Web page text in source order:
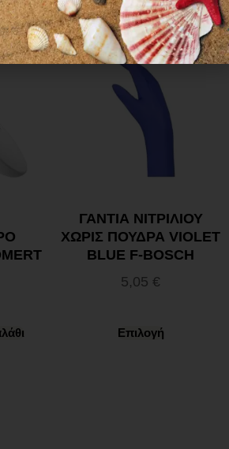
ΓΑΝΤΙΑ ΝΙΤΡΙΛΙΟΥ
ΧΩΡΙΣ ΠΟΥΔΡΑ VIOLET
BLUE F-BOSCH
5,05 €
Επιλογή